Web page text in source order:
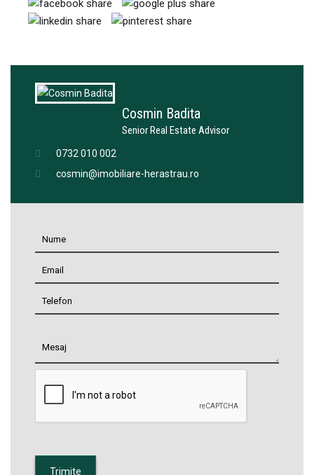
Cosmin Badita
Senior Real Estate Advisor
0732 010 002
cosmin@imobiliare-herastrau.ro